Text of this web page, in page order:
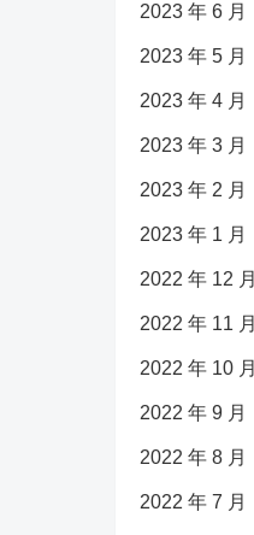
2023 年 6 月
2023 年 5 月
2023 年 4 月
2023 年 3 月
2023 年 2 月
2023 年 1 月
2022 年 12 月
2022 年 11 月
2022 年 10 月
2022 年 9 月
2022 年 8 月
2022 年 7 月